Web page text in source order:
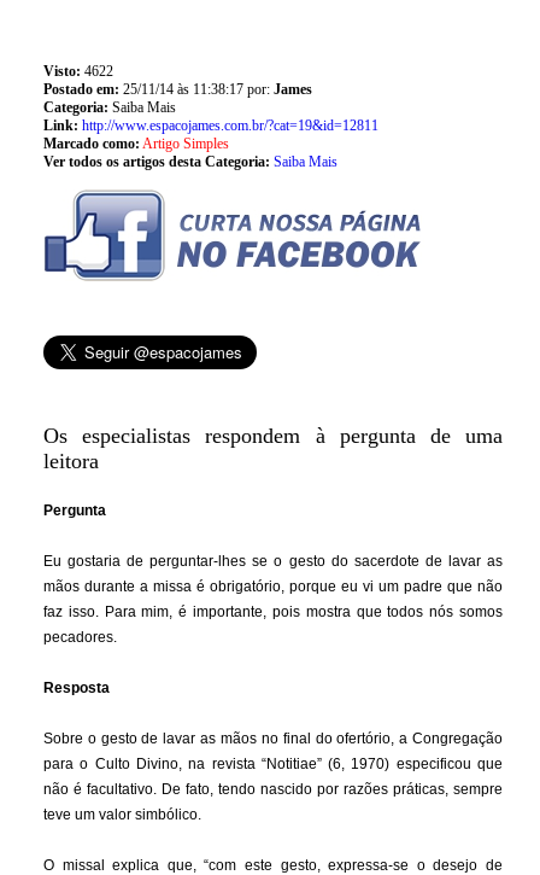
Visto: 4622
Postado em: 25/11/14 às 11:38:17 por: James
Categoria: Saiba Mais
Link: http://www.espacojames.com.br/?cat=19&id=12811
Marcado como: Artigo Simples
Ver todos os artigos desta Categoria: Saiba Mais
Os especialistas respondem à pergunta de uma
leitora
Pergunta
Eu gostaria de perguntar-lhes se o gesto do sacerdote de lavar as
mãos durante a missa é obrigatório, porque eu vi um padre que não
faz isso. Para mim, é importante, pois mostra que todos nós somos
pecadores.
Resposta
Sobre o gesto de lavar as mãos no final do ofertório, a Congregação
para o Culto Divino, na revista “Notitiae” (6, 1970) especificou que
não é facultativo. De fato, tendo nascido por razões práticas, sempre
teve um valor simbólico.
O missal explica que, “com este gesto, expressa-se o desejo de